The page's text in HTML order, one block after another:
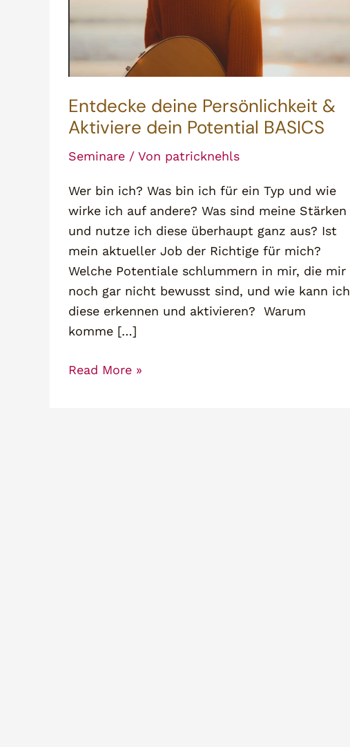
Entdecke deine Persönlichkeit &
Aktiviere dein Potential BASICS
Seminare / Von patricknehls
Wer bin ich? Was bin ich für ein Typ und wie
wirke ich auf andere? Was sind meine Stärken
und nutze ich diese überhaupt ganz aus? Ist
mein aktueller Job der Richtige für mich?
Welche Potentiale schlummern in mir, die mir
noch gar nicht bewusst sind, und wie kann ich
diese erkennen und aktivieren? Warum
komme […]
Entdecke
Read More »